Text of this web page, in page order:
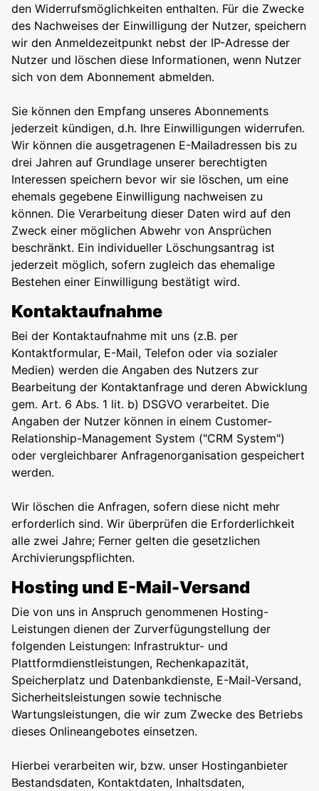
den Widerrufsmöglichkeiten enthalten. Für die Zwecke
des Nachweises der Einwilligung der Nutzer, speichern
wir den Anmeldezeitpunkt nebst der IP-Adresse der
Nutzer und löschen diese Informationen, wenn Nutzer
sich von dem Abonnement abmelden.
Sie können den Empfang unseres Abonnements
jederzeit kündigen, d.h. Ihre Einwilligungen widerrufen.
Wir können die ausgetragenen E-Mailadressen bis zu
drei Jahren auf Grundlage unserer berechtigten
Interessen speichern bevor wir sie löschen, um eine
ehemals gegebene Einwilligung nachweisen zu
können. Die Verarbeitung dieser Daten wird auf den
Zweck einer möglichen Abwehr von Ansprüchen
beschränkt. Ein individueller Löschungsantrag ist
jederzeit möglich, sofern zugleich das ehemalige
Bestehen einer Einwilligung bestätigt wird.
Kontaktaufnahme
Bei der Kontaktaufnahme mit uns (z.B. per
Kontaktformular, E-Mail, Telefon oder via sozialer
Medien) werden die Angaben des Nutzers zur
Bearbeitung der Kontaktanfrage und deren Abwicklung
gem. Art. 6 Abs. 1 lit. b) DSGVO verarbeitet. Die
Angaben der Nutzer können in einem Customer-
Relationship-Management System ("CRM System")
oder vergleichbarer Anfragenorganisation gespeichert
werden.
Wir löschen die Anfragen, sofern diese nicht mehr
erforderlich sind. Wir überprüfen die Erforderlichkeit
alle zwei Jahre; Ferner gelten die gesetzlichen
Archivierungspflichten.
Hosting und E-Mail-Versand
Die von uns in Anspruch genommenen Hosting-
Leistungen dienen der Zurverfügungstellung der
folgenden Leistungen: Infrastruktur- und
Plattformdienstleistungen, Rechenkapazität,
Speicherplatz und Datenbankdienste, E-Mail-Versand,
Sicherheitsleistungen sowie technische
Wartungsleistungen, die wir zum Zwecke des Betriebs
dieses Onlineangebotes einsetzen.
Hierbei verarbeiten wir, bzw. unser Hostinganbieter
Bestandsdaten, Kontaktdaten, Inhaltsdaten,